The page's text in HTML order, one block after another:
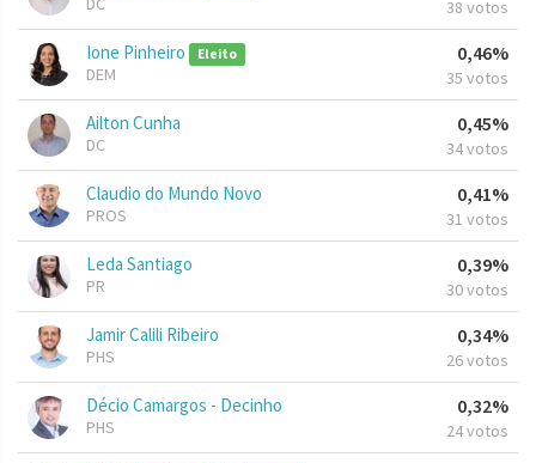
38 votos
Ione Pinheiro Eleito
DEM
0,46%
35 votos
Ailton Cunha
DC
0,45%
34 votos
Claudio do Mundo Novo
PROS
0,41%
31 votos
Leda Santiago
PR
0,39%
30 votos
Jamir Calili Ribeiro
PHS
0,34%
26 votos
Décio Camargos - Decinho
PHS
0,32%
24 votos